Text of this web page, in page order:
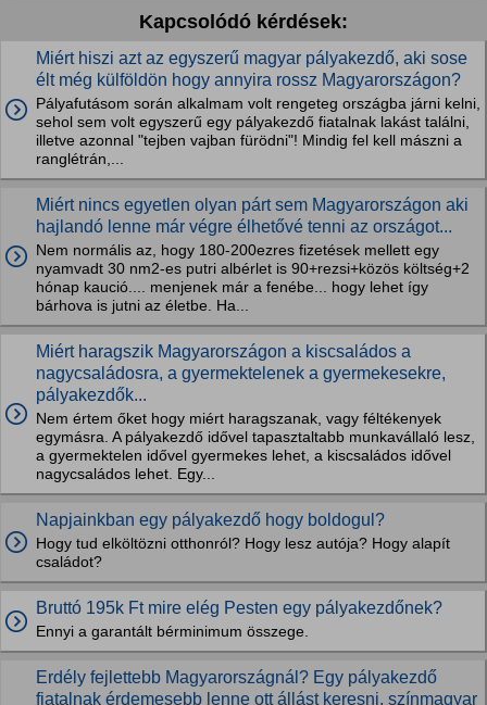
Kapcsolódó kérdések:
Miért hiszi azt az egyszerű magyar pályakezdő, aki sose
élt még külföldön hogy annyira rossz Magyarországon?
Pályafutásom során alkalmam volt rengeteg országba járni kelni,
sehol sem volt egyszerű egy pályakezdő fiatalnak lakást találni,
illetve azonnal "tejben vajban fürödni"! Mindig fel kell mászni a
ranglétrán,...
Miért nincs egyetlen olyan párt sem Magyarországon aki
hajlandó lenne már végre élhetővé tenni az országot...
Nem normális az, hogy 180-200ezres fizetések mellett egy
nyamvadt 30 nm2-es putri albérlet is 90+rezsi+közös költség+2
hónap kaució.... menjenek már a fenébe... hogy lehet így
bárhova is jutni az életbe. Ha...
Miért haragszik Magyarországon a kiscsaládos a
nagycsaládosra, a gyermektelenek a gyermekesekre,
pályakezdők...
Nem értem őket hogy miért haragszanak, vagy féltékenyek
egymásra. A pályakezdő idővel tapasztaltabb munkavállaló lesz,
a gyermektelen idővel gyermekes lehet, a kiscsaládos idővel
nagycsaládos lehet. Egy...
Napjainkban egy pályakezdő hogy boldogul?
Hogy tud elköltözni otthonról? Hogy lesz autója? Hogy alapít
családot?
Bruttó 195k Ft mire elég Pesten egy pályakezdőnek?
Ennyi a garantált bérminimum összege.
Erdély fejlettebb Magyarországnál? Egy pályakezdő
fiatalnak érdemesebb lenne ott állást keresni, színmagyar